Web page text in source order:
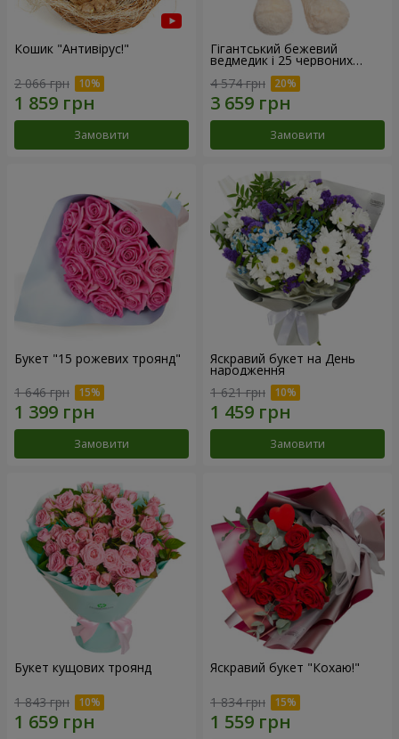
Кошик "Антивірус!"
2 066 грн
Замовити
Гігантський бежевий
ведмедик і 25 червоних
троянд
4 574 грн
Замовити
Букет "15 рожевих троянд"
1 646 грн
Замовити
Яскравий букет на День
народження
1 621 грн
Замовити
Букет кущових троянд
1 843 грн
Яскравий букет "Кохаю!"
1 834 грн